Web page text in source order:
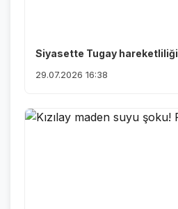
Siyasette Tugay hareketliliği
29.07.2026 16:38